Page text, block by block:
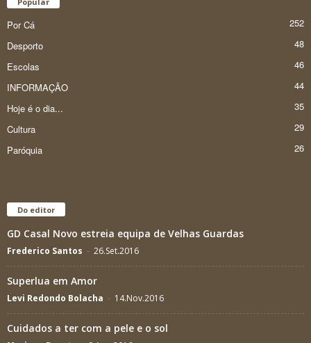
Por Cá
252
Desporto
48
Escolas
46
INFORMAÇÃO
44
Hoje é o dia...
35
Cultura
29
Paróquia
26
Do editor
GD Casal Novo estreia equipa de Velhas Guardas
Frederico Santos - 26.Set.2016
Superlua em Amor
Levi Redondo Bolacha - 14.Nov.2016
Cuidados a ter com a pele e o sol